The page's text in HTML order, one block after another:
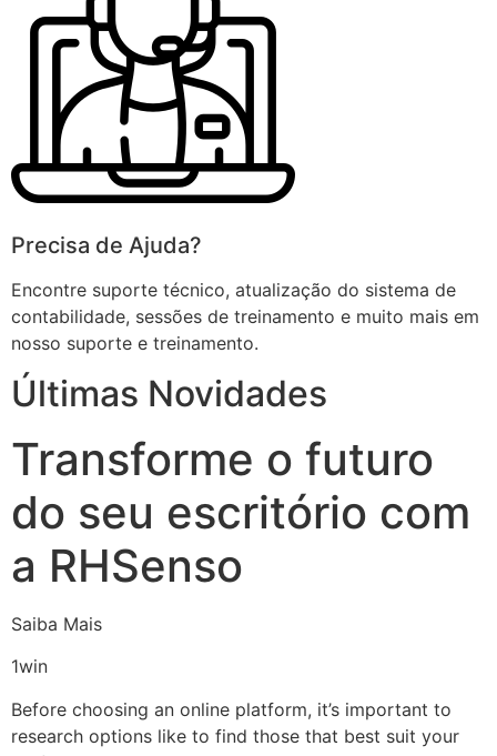
Precisa de Ajuda?
Encontre suporte técnico, atualização do sistema de
contabilidade, sessões de treinamento e muito mais em
nosso suporte e treinamento.
Últimas Novidades
Transforme o futuro
do seu escritório com
a RHSenso
Saiba Mais
1win
Before choosing an online platform, it’s important to
research options like to find those that best suit your